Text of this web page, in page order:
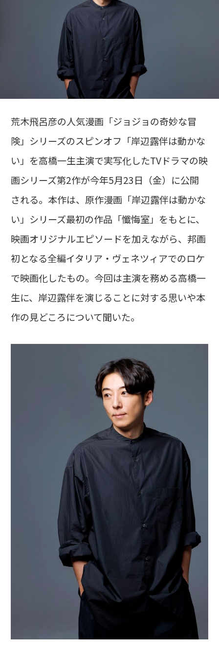
荒木飛呂彦の人気漫画「ジョジョの奇妙な冒
険」シリーズのスピンオフ「岸辺露伴は動かな
い」を高橋一生主演で実写化したTVドラマの映
画シリーズ第2作が今年5月23日（金）に公開
される。本作は、原作漫画「岸辺露伴は動かな
い」シリーズ最初の作品「懺悔室」をもとに、
映画オリジナルエピソードを加えながら、邦画
初となる全編イタリア・ヴェネツィアでのロケ
で映画化したもの。今回は主演を務める高橋一
生に、岸辺露伴を演じることに対する思いや本
作の見どころについて聞いた。